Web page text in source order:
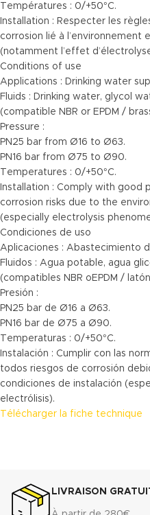
Températures : 0/+50°C.
Installation : Respecter les
corrosion lié à l’environnement
(notamment l’effet
Conditions of use
Applications : Drinking water
Fluids : Drinking water, glycol
(compatible NBR or EPDM /
Pressure :
PN25 bar from Ø16 to Ø63.
PN16 bar from Ø75 to Ø90.
Temperatures : 0/+50°C.
Installation : Comply with good
corrosion risks due to the
(especially electrolysis
Condiciones de uso
Aplicaciones : Abastecimiento
Fluidos : Agua potable, agua
(compatibles NBR oEPDM /
Presión :
PN25 bar de Ø16 a Ø63.
PN16 bar de Ø75 a Ø90.
Temperaturas : 0/+50°C.
Instalación : Cumplir con las
todos riesgos de corrosión
condiciones de instalación
electrólisis).
Télécharger la fiche technique
LIVRAISON